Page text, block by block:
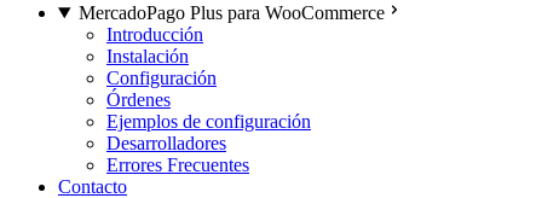
MercadoPago Plus para WooCommerce
Introducción
Instalación
Configuración
Órdenes
Ejemplos de configuración
Desarrolladores
Errores Frecuentes
Contacto